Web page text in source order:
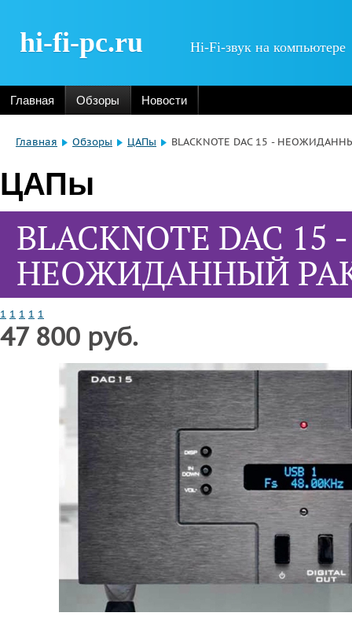
hi-fi-pc.ru Hi-Fi-звук на компьютере
Главная Обзоры Новости
Главная Обзоры ЦАПы BLACKNOTE DAC 15 -
ЦАПы
BLACKNOTE DAC 15 -
НЕОЖИДАННЫЙ
1 1 1 1 1
47 800 руб.